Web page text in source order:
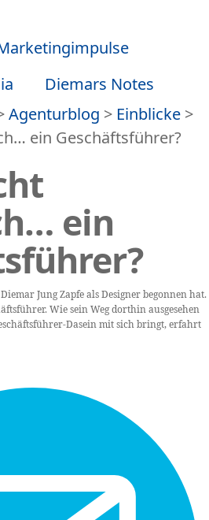
Diemars Notes
Agenturblog > Einblicke >
ein Geschäftsführer?
ein
Jung Zapfe als Designer begonnen hat.
Wie sein Weg dorthin ausgesehen
Dasein mit sich bringt, erfahrt